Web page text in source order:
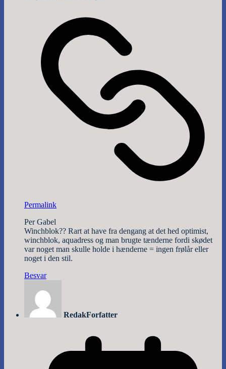
Permalink
Per Gabel
Winchblok?? Rart at have fra dengang at det hed optimist,
winchblok, aquadress og man brugte tænderne fordi skødet
var noget man skulle holde i hænderne = ingen frølår eller
noget i den stil.
Besvar
RedakForfatter